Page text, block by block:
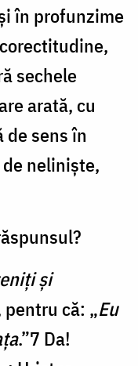
în profunzime
sechele
arată, cu
de sens în
nelinişte,
şi
că: „Eu
.”7 Da!